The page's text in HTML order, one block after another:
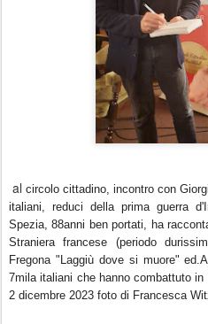
al circolo cittadino, incontro con
italiani, reduci della prima guerra
Spezia, 88anni ben portati, ha
Straniera francese (periodo
Fregona "Laggiù dove si muore"
7mila italiani che hanno combattuto
2 dicembre 2023 foto di Francesca